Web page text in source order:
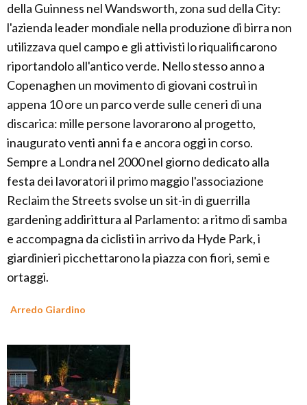
della Guinness nel Wandsworth, zona sud della City:
l'azienda leader mondiale nella produzione di birra non
utilizzava quel campo e gli attivisti lo riqualificarono
riportandolo all'antico verde. Nello stesso anno a
Copenaghen un movimento di giovani costruì in
appena 10 ore un parco verde sulle ceneri di una
discarica: mille persone lavorarono al progetto,
inaugurato venti anni fa e ancora oggi in corso.
Sempre a Londra nel 2000 nel giorno dedicato alla
festa dei lavoratori il primo maggio l'associazione
Reclaim the Streets svolse un sit-in di guerrilla
gardening addirittura al Parlamento: a ritmo di samba
e accompagna da ciclisti in arrivo da Hyde Park, i
giardinieri picchettarono la piazza con fiori, semi e
ortaggi.
Arredo Giardino